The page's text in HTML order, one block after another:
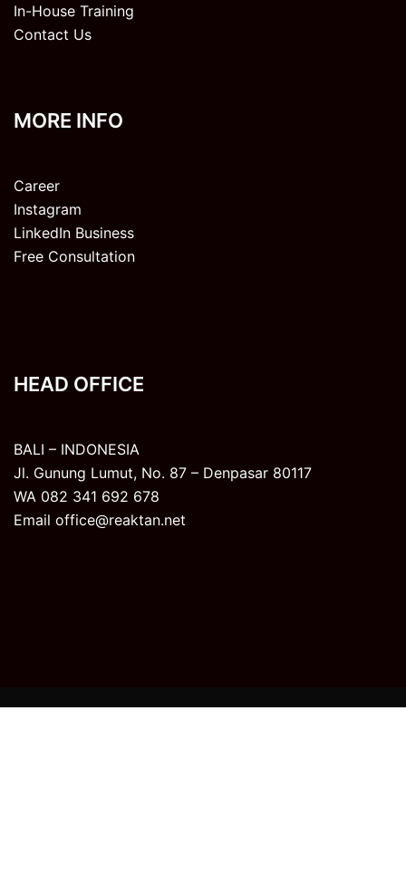
In-House Training
Contact Us
MORE INFO
Career
Instagram
LinkedIn Business
Free Consultation
HEAD OFFICE
BALI – INDONESIA
Jl. Gunung Lumut, No. 87 – Denpasar 80117
WA 082 341 692 678
Email office@reaktan.net